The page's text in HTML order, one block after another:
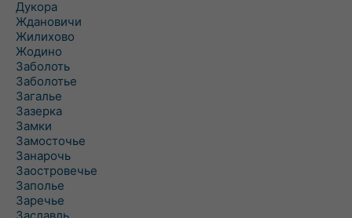
Дукора
Ждановичи
Жилихово
Жодино
Заболоть
Заболотье
Загалье
Зазерка
Замки
Замосточье
Занарочь
Заостровечье
Заполье
Заречье